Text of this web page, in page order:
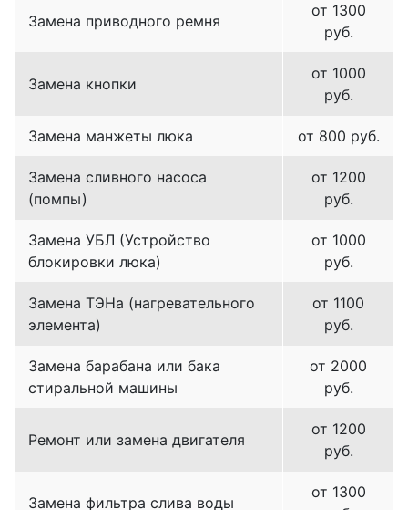
Замена приводного ремня
от 1300
руб.
Замена кнопки
от 1000
руб.
Замена манжеты люка от 800 руб.
Замена сливного насоса
(помпы)
от 1200
руб.
Замена УБЛ (Устройство
блокировки люка)
от 1000
руб.
Замена ТЭНа (нагревательного
элемента)
от 1100
руб.
Замена барабана или бака
стиральной машины
от 2000
руб.
Ремонт или замена двигателя
от 1200
руб.
Замена фильтра слива воды
от 1300